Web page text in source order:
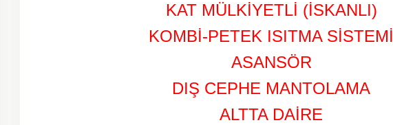
KAT MÜLKİYETLİ (İSKANLI)
KOMBİ-PETEK ISITMA SİSTEMİ
ASANSÖR
DIŞ CEPHE MANTOLAMA
ALTTA DAİRE